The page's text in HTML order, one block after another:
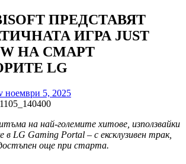
ПРЕДСТАВЯТ
ИГРА JUST
НА СМАРТ
LG
ноември 5, 2025
на най-големите хитове, използвайки
в LG Gaming Portal – с ексклузивен трак,
още при старта.